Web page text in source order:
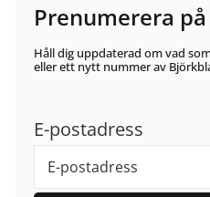
Prenumerera
Håll dig uppdaterad om vad
eller ett nytt nummer av
E-postadress